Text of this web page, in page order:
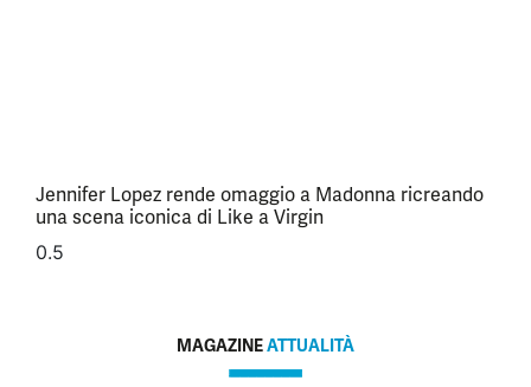
Jennifer Lopez rende omaggio a Madonna ricreando
una scena iconica di Like a Virgin
MAGAZINEATTUALITÀ